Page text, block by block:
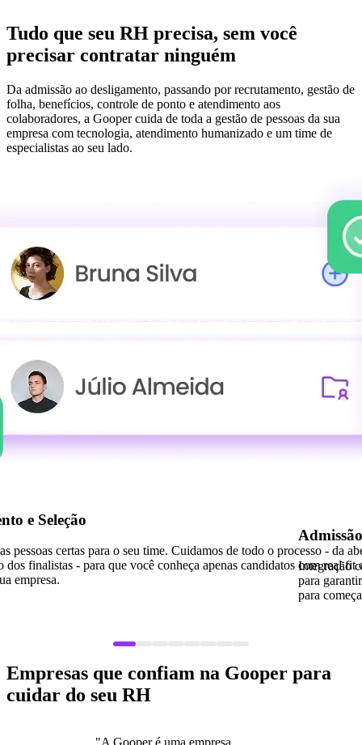
Tudo que seu RH precisa, sem você
precisar contratar ninguém
Da admissão ao desligamento, passando por recrutamento, gestão de
folha, benefícios, controle de ponto e atendimento aos
colaboradores, a Gooper cuida de toda a gestão de pessoas da sua
empresa com tecnologia, atendimento humanizado e um time de
especialistas ao seu lado.
para o seu time. Cuidamos de todo o processo - da abertura da vaga
- para que você conheça apenas candidatos com real fit cultural e
Integração completa e
para garantir um
para começar.
Empresas que confiam na Gooper para
cuidar do seu RH